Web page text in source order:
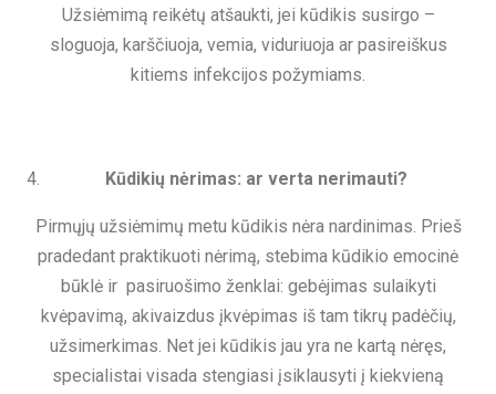
Užsiėmimą reikėtų atšaukti, jei kūdikis susirgo –
sloguoja, karščiuoja, vemia, viduriuoja ar pasireiškus
kitiems infekcijos požymiams.
Kūdikių nėrimas: ar verta nerimauti?
Pirmųjų užsiėmimų metu kūdikis nėra nardinimas. Prieš
pradedant praktikuoti nėrimą, stebima kūdikio emocinė
būklė ir pasiruošimo ženklai: gebėjimas sulaikyti
kvėpavimą, akivaizdus įkvėpimas iš tam tikrų padėčių,
užsimerkimas. Net jei kūdikis jau yra ne kartą nėręs,
specialistai visada stengiasi įsiklausyti į kiekvieną